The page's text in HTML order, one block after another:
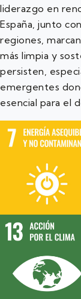
liderazgo en
España, junto
regiones,
más limpia y
persisten,
emergentes
esencial para el